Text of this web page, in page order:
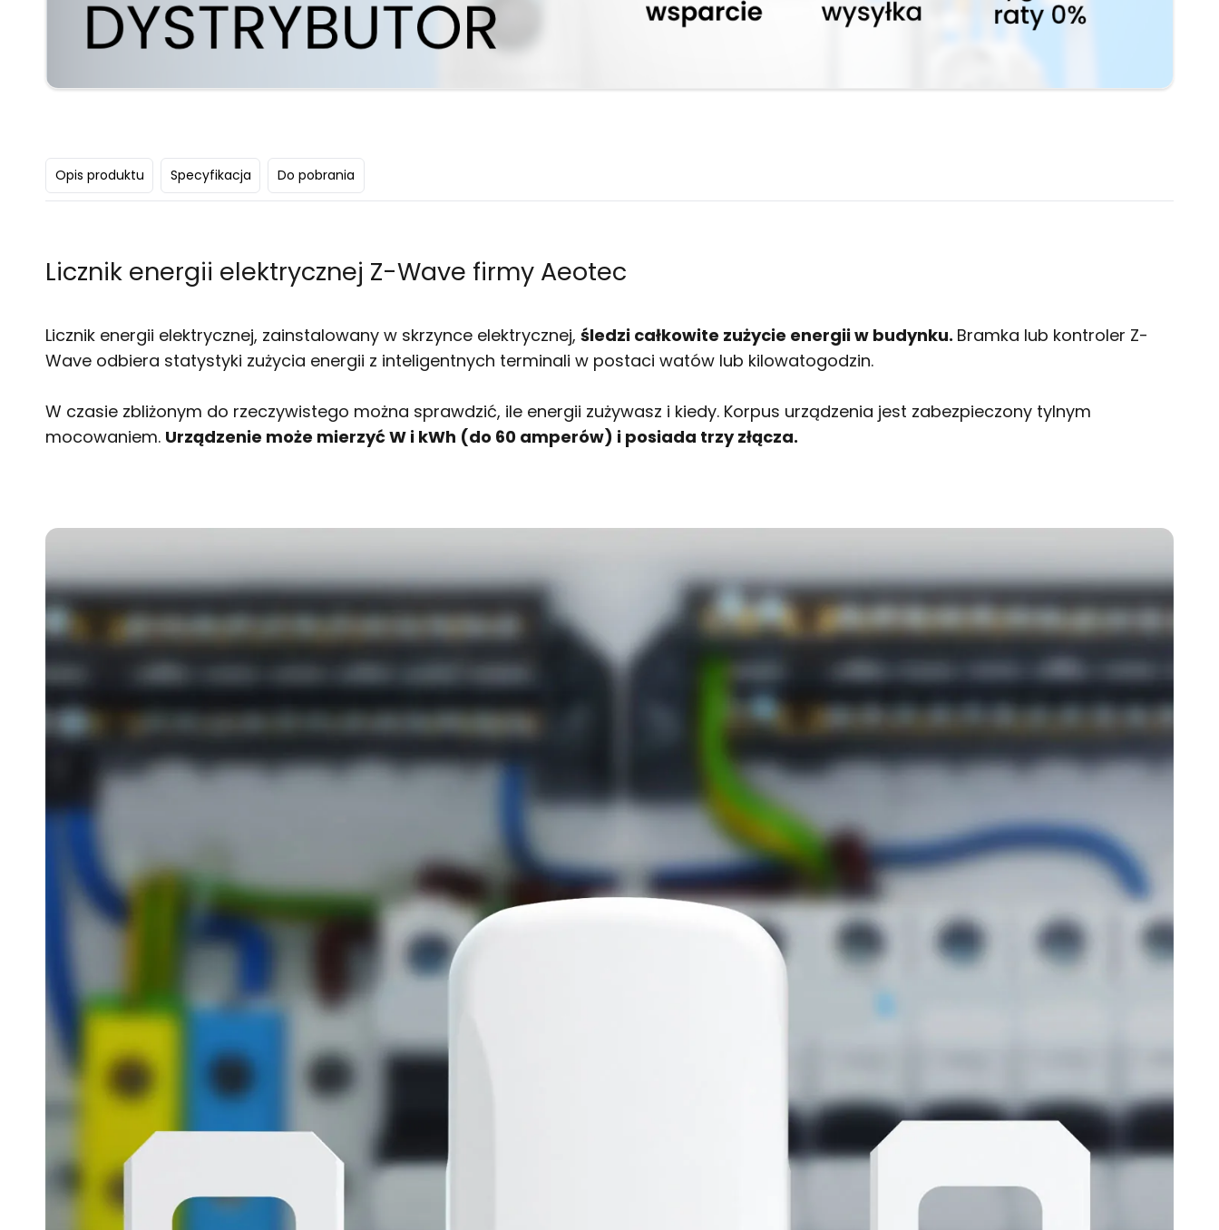
Opis produktu Specyfikacja Do pobrania
Licznik energii elektrycznej Z-Wave firmy Aeotec
Licznik energii elektrycznej, zainstalowany w skrzynce elektrycznej, śledzi całkowite zużycie energii w budynku. Bramka lub kontroler Z-
Wave odbiera statystyki zużycia energii z inteligentnych terminali w postaci watów lub kilowatogodzin.
W czasie zbliżonym do rzeczywistego można sprawdzić, ile energii zużywasz i kiedy. Korpus urządzenia jest zabezpieczony tylnym
mocowaniem. Urządzenie może mierzyć W i kWh (do 60 amperów) i posiada trzy złącza.